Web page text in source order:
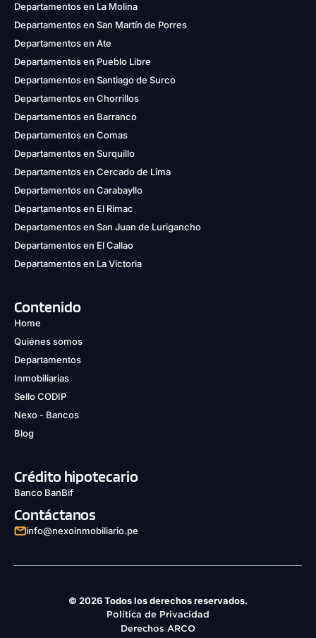
Departamentos en La Molina
Departamentos en San Martín de Porres
Departamentos en Ate
Departamentos en Pueblo Libre
Departamentos en Santiago de Surco
Departamentos en Chorrillos
Departamentos en Barranco
Departamentos en Comas
Departamentos en Surquillo
Departamentos en Cercado de Lima
Departamentos en Carabayllo
Departamentos en El Rimac
Departamentos en San Juan de Lurigancho
Departamentos en El Callao
Departamentos en La Victoria
Contenido
Home
Quiénes somos
Departamentos
Inmobiliarias
Sello CODIP
Nexo - Bancos
Blog
Crédito hipotecario
Banco BanBif
Contáctanos
info@nexoinmobiliario.pe
© 2026 Todos los derechos reservados.
Política de Privacidad
Derechos ARCO